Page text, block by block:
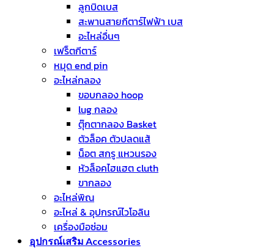
ลูกบิดเบส
สะพานสายกีตาร์ไฟฟ้า เบส
อะไหล่อื่นๆ
เฟร็ตกีตาร์
หมุด end pin
อะไหล่กลอง
ขอบกลอง hoop
lug กลอง
ตุ๊กตากลอง Basket
ตัวล็อค ตัวปลดแส้
น็อต สกรู แหวนรอง
หัวล็อคไฮแฮต cluth
ขากลอง
อะไหล่พิณ
อะไหล่ & อุปกรณ์ไวโอลิน
เครื่องมือซ่อม
อุปกรณ์เสริม Accessories